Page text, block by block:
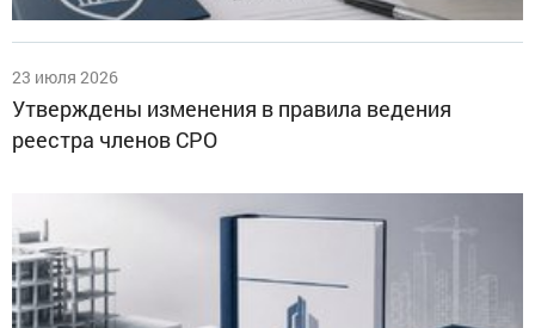
23 июля 2026
Утверждены изменения в правила ведения
реестра членов СРО